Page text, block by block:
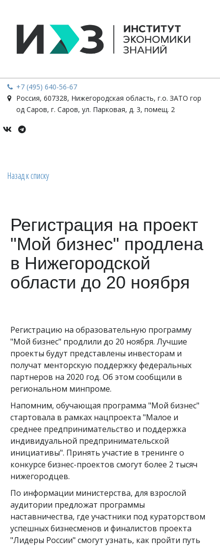
+7 (495) 640-56-67
Россия, 607328, Нижегородская область, г.о. ЗАТО гор
од Саров, г. Саров, ул. Парковая, д. 3, помещ. 2
Назад к списку
Регистрация на проект
"Мой бизнес" продлена
в Нижегородской
области до 20 ноября
Регистрацию на образовательную программу
"Мой бизнес" продлили до 20 ноября. Лучшие
проекты будут представлены инвесторам и
получат менторскую поддержку федеральных
партнеров на 2020 год. Об этом сообщили в
региональном минпроме.
Напомним, обучающая программа "Мой бизнес"
стартовала в рамках нацпроекта "Малое и
среднее предпринимательство и поддержка
индивидуальной предпринимательской
инициативы". Принять участие в тренинге о
конкурсе бизнес-проектов смогут более 2 тысяч
нижегородцев.
По информации министерства, для взрослой
аудитории предложат программы
наставничества, где участники под кураторством
успешных бизнесменов и финалистов проекта
"Лидеры России" смогут узнать, как пройти путь